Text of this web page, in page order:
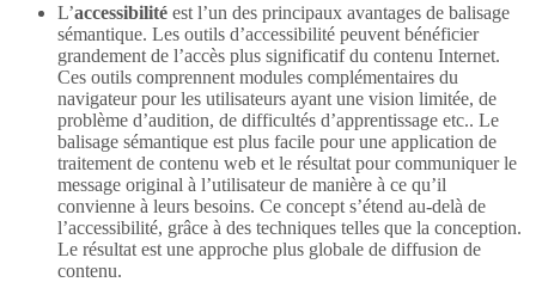
L’accessibilité est l’un des principaux avantages de balisage
sémantique. Les outils d’accessibilité peuvent bénéficier
grandement de l’accès plus significatif du contenu Internet.
Ces outils comprennent modules complémentaires du
navigateur pour les utilisateurs ayant une vision limitée, de
problème d’audition, de difficultés d’apprentissage etc.. Le
balisage sémantique est plus facile pour une application de
traitement de contenu web et le résultat pour communiquer le
message original à l’utilisateur de manière à ce qu’il
convienne à leurs besoins. Ce concept s’étend au-delà de
l’accessibilité, grâce à des techniques telles que la conception.
Le résultat est une approche plus globale de diffusion de
contenu.